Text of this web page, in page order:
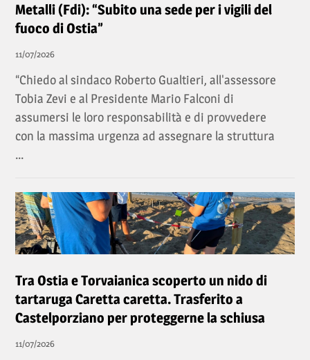
Metalli (Fdi): “Subito una sede per i vigili del
fuoco di Ostia”
11/07/2026
“Chiedo al sindaco Roberto Gualtieri, all'assessore
Tobia Zevi e al Presidente Mario Falconi di
assumersi le loro responsabilità e di provvedere
con la massima urgenza ad assegnare la struttura
...
Tra Ostia e Torvaianica scoperto un nido di
tartaruga Caretta caretta. Trasferito a
Castelporziano per proteggerne la schiusa
11/07/2026